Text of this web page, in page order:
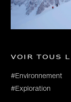
Voir tous
#Environnement
#Exploration